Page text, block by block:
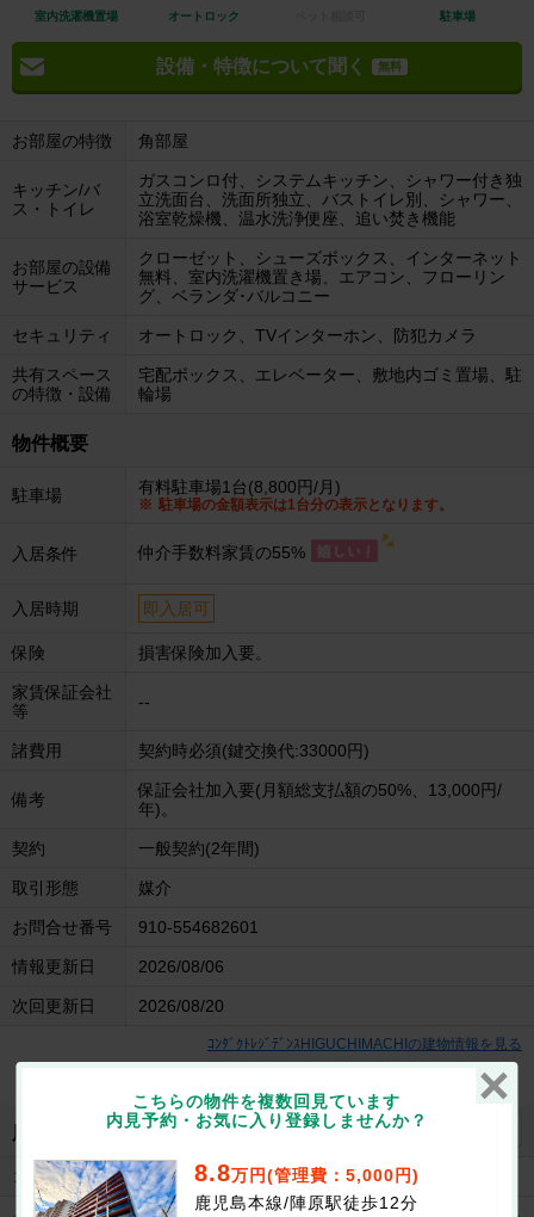
室内洗濯機置場 オートロック 駐車場
設備・特徴について聞く 無料
お部屋の特徴 角部屋
キッチン/バ
ス・トイレ
ガスコンロ付、システムキッチン、シャワー付き独
立洗面台、洗面所独立、バストイレ別、シャワー、
浴室乾燥機、温水洗浄便座、追い焚き機能
お部屋の設備
サービス
クローゼット、シューズボックス、インターネット
無料、室内洗濯機置き場、エアコン、フローリン
グ、ベランダ･バルコニー
セキュリティ オートロック、TVインターホン、防犯カメラ
共有スペース
の特徴・設備
宅配ボックス、エレベーター、敷地内ゴミ置場、駐
輪場
物件概要
駐車場 有料駐車場1台(8,800円/月)
駐車場の金額表示は1台分の表示となります。
入居条件 仲介手数料家賃の55%
入居時期 即入居可
保険 損害保険加入要。
家賃保証会社
等
--
諸費用 契約時必須(鍵交換代:33000円)
備考
保証会社加入要(月額総支払額の50%、13,000円/
年)。
契約 一般契約(2年間)
取引形態 媒介
お問合せ番号 910-554682601
情報更新日 2026/08/06
次回更新日 2026/08/20
ｺﾝﾀﾞｸﾄﾚｼﾞﾃﾞﾝｽHIGUCHIMACHIの建物情報を見る
コンビニ ローソン八幡樋口町店まで134m
こちらの物件を複数回見ています
内見予約・お気に入り登録しませんか？
8.8万円(管理費：5,000円)
鹿児島本線/陣原駅徒歩12分